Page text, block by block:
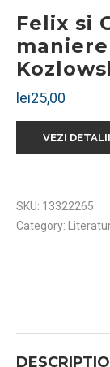
Felix si
lei25,00
VEZI DETALII
SKU: 13322265
Category: